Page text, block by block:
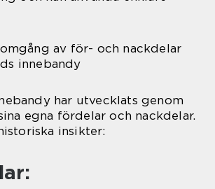
av för- och nackdelar
innebandy
har utvecklats genom
egna fördelar och nackdelar.
insikter: